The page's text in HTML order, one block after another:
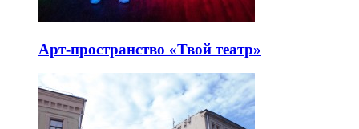
Арт-пространство «Твой театр»